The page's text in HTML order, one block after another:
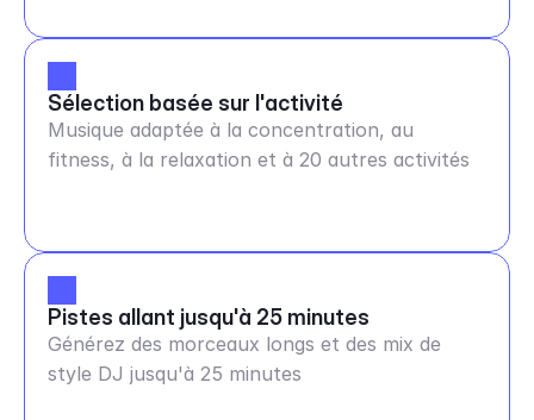
Sélection basée sur l'activité
Musique adaptée à la concentration, au
fitness, à la relaxation et à 20 autres activités
Pistes allant jusqu'à 25 minutes
Générez des morceaux longs et des mix de
style DJ jusqu'à 25 minutes